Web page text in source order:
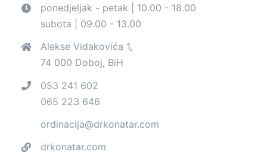
ponedjeljak - petak | 10.00 - 18.00
subota | 09.00 - 13.00
Alekse Vidakovića 1,
74 000 Doboj, BiH
053 241 602
065 223 646
ordinacija@drkonatar.com
drkonatar.com